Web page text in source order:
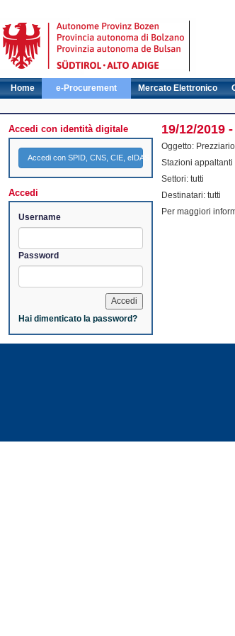
Home e-Procurement Mercato Elettronico
Accedi con identità digitale
Accedi con SPID, CNS, CIE, eIDAS
Accedi
Username
Password
Hai dimenticato la password?
19/12/2019
Oggetto: Prezziario
Stazioni
Settori: tutti
Destinatari: tutti
Per maggiori